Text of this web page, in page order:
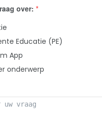
over: *
Educatie (PE)
App
onderwerp